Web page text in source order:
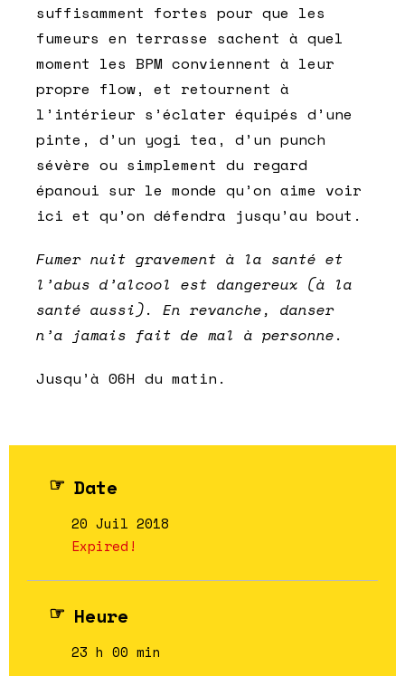
suffisamment fortes pour que les
fumeurs en terrasse sachent à quel
moment les BPM conviennent à leur
propre flow, et retournent à
l’intérieur s’éclater équipés d’une
pinte, d’un yogi tea, d’un punch
sévère ou simplement du regard
épanoui sur le monde qu’on aime voir
ici et qu’on défendra jusqu’au bout.
Fumer nuit gravement à la santé et
l’abus d’alcool est dangereux (à la
santé aussi). En revanche, danser
n’a jamais fait de mal à personne.
Jusqu’à 06H du matin.
Date
20 Juil 2018
Expired!
Heure
23 h 00 min